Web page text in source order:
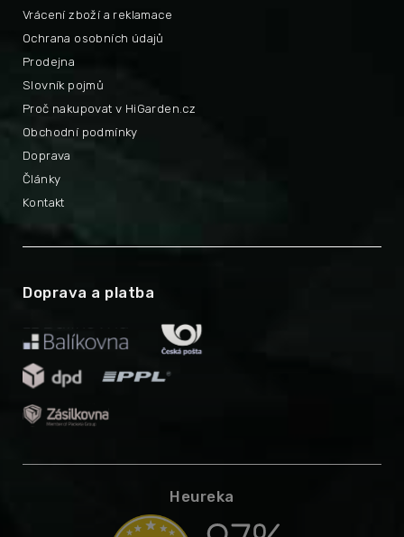
Proč nakupovat v HiGarden.cz
Vrácení zboží a reklamace
Obchodní podmínky
Ochrana osobních údajů
Doprava
Prodejna
Články
Slovník pojmů
Kontakt
Doprava a platba
Heureka